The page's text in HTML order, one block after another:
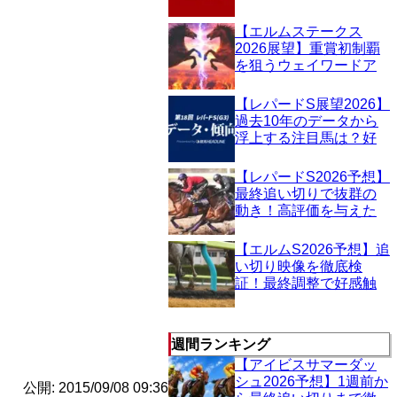
公開: 2015/09/08 09:36
オッズを分析
【エルムステークス
2026展望】重賞初制覇
を狙うウェイワードア
馬の反撃か？ハイレベ
ルなダート決戦を占う
【レパードS展望2026】
過去10年のデータから
浮上する注目馬は？好
【レパードS2026予想】
最終追い切りで抜群の
動き！高評価を与えた
【エルムS2026予想】追
い切り映像を徹底検
証！最終調整で好感触
週間ランキング
【アイビスサマーダッ
シュ2026予想】1週前か